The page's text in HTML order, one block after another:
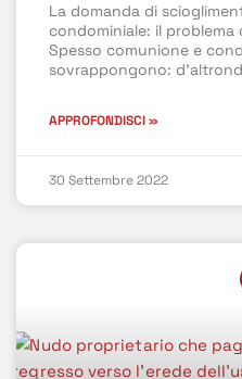
La domanda di
condominiale: il problema
Spesso comunione e
sovrappongono:
APPROFONDISCI »
30 Settembre 2022